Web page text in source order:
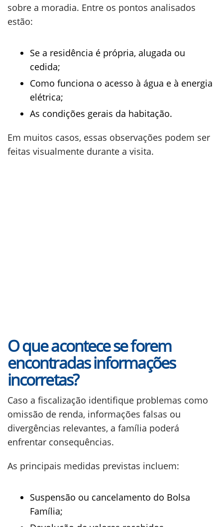
sobre a moradia. Entre os pontos analisados
estão:
Se a residência é própria, alugada ou
cedida;
Como funciona o acesso à água e à energia
elétrica;
As condições gerais da habitação.
Em muitos casos, essas observações podem ser
feitas visualmente durante a visita.
O que acontece se forem
encontradas informações
incorretas?
Caso a fiscalização identifique problemas como
omissão de renda, informações falsas ou
divergências relevantes, a família poderá
enfrentar consequências.
As principais medidas previstas incluem:
Suspensão ou cancelamento do Bolsa
Família;